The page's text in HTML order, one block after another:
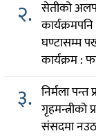
२. सेतीको
घण्टासम्म
कार्यक्रम :
३. निर्मला
गृहमन्त्रीको
संसदमा